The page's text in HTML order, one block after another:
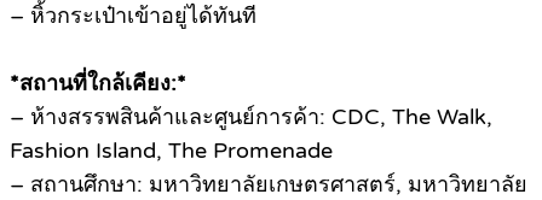
– หิ้วกระเป๋าเข้าอยู่ได้ทันที
*สถานที่ใกล้เคียง:*
– ห้างสรรพสินค้าและศูนย์การค้า: CDC, The Walk,
Fashion Island, The Promenade
– สถานศึกษา: มหาวิทยาลัยเกษตรศาสตร์, มหาวิทยาลัย